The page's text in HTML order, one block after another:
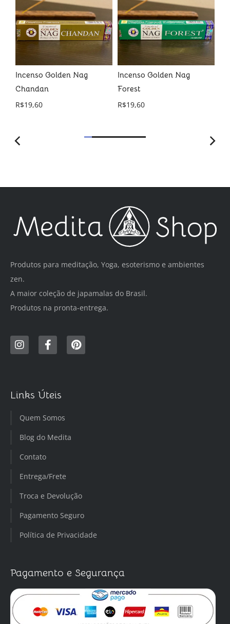
Incenso Golden Nag
Chandan
R$19,60
Incenso Golden Nag
Forest
R$19,60
Produtos para meditação, Yoga, esoterismo e ambientes
zen.
A maior coleção de japamalas do Brasil.
Produtos na pronta-entrega.
Links Úteis
Quem Somos
Blog do Medita
Contato
Entrega/Frete
Troca e Devolução
Pagamento Seguro
Política de Privacidade
Pagamento e Segurança